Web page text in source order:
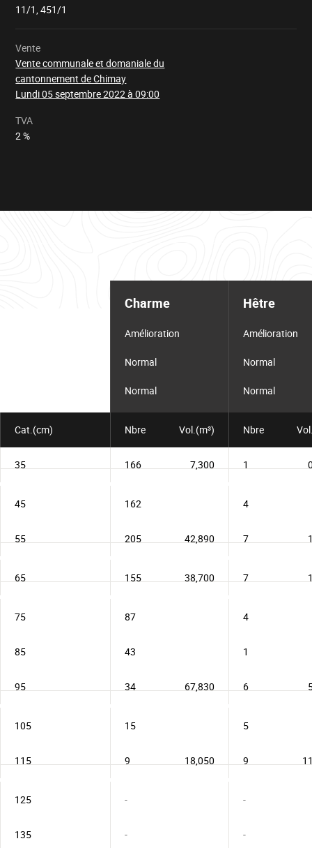
11/1, 451/1
Vente
Vente communale et domaniale du
cantonnement de Chimay
Lundi 05 septembre 2022 à 09:00
TVA
2 %
Charme Hêtre
Amélioration Amélioration
Normal Normal
Normal Normal
Cat.(cm) Nbre Vol.(m³) Nbre
35 166 1
7,300
45 162 4
55 205 7
42,890
65 155 7
38,700
75 87 4
85 43 1
95 34 6
67,830
105 15 5
115 9 9
18,050
125 - -
135 - -